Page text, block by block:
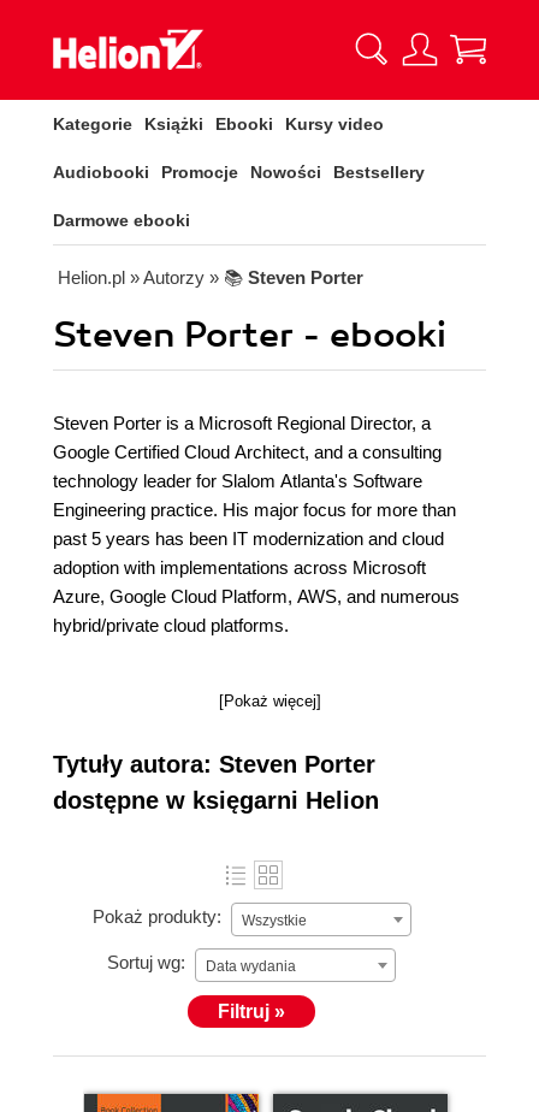
Kategorie Książki Ebooki Kursy video
Audiobooki Promocje Nowości Bestsellery
Darmowe ebooki
Helion.pl » Autorzy » 📚 Steven Porter
Steven Porter - ebooki
Steven Porter is a Microsoft Regional Director, a
Google Certified Cloud Architect, and a consulting
technology leader for Slalom Atlanta's Software
Engineering practice. His major focus for more than
past 5 years has been IT modernization and cloud
adoption with implementations across Microsoft
Azure, Google Cloud Platform, AWS, and numerous
hybrid/private cloud platforms.
[Pokaż więcej]
Tytuły autora: Steven Porter
dostępne w księgarni Helion
Pokaż produkty: Wszystkie
Sortuj wg: Data wydania
Filtruj »